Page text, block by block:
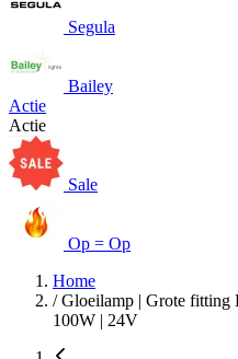
Segula
Bailey
Actie
Actie
Sale
Op = Op
Home
/ Gloeilamp | Grote fitting
100W | 24V